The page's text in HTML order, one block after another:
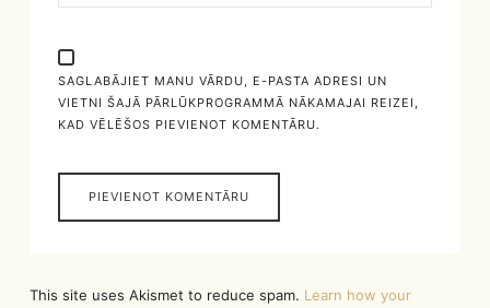
SAGLABĀJIET MANU VĀRDU, E-PASTA ADRESI UN
VIETNI ŠAJĀ PĀRLŪKPROGRAMMĀ NĀKAMAJAI REIZEI,
KAD VĒLĒŠOS PIEVIENOT KOMENTĀRU.
This site uses Akismet to reduce spam. Learn how your